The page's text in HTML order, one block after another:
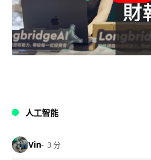
人工智能
Vin 3 分